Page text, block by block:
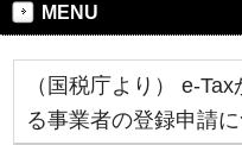
MENU
（国税庁より） e-
る事業者の登録申請